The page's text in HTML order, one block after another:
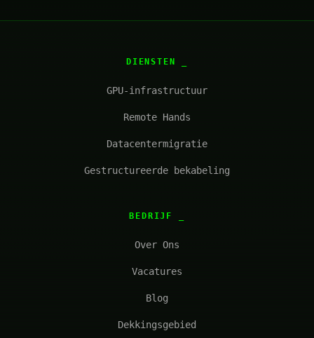
DIENSTEN
GPU-infrastructuur
Remote Hands
Datacentermigratie
Gestructureerde bekabeling
BEDRIJF
Over Ons
Vacatures
Blog
Dekkingsgebied